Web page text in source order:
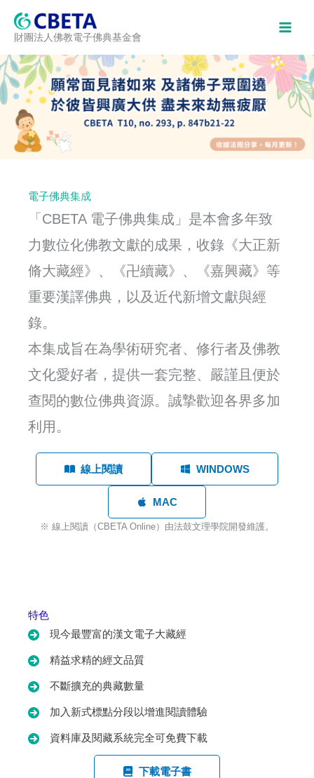
要
內
容
財團法人佛教電子佛典基金會
電子佛典集成
「CBETA 電子佛典集成」是本會多年致
力數位化佛教文獻的成果，收錄《大正新
脩大藏經》、《卍續藏》、《嘉興藏》等
重要漢譯佛典，以及近代新增文獻與經
錄。
本集成旨在為學術研究者、修行者及佛教
文化愛好者，提供一套完整、嚴謹且便於
查閱的數位佛典資源。誠摯歡迎各界多加
利用。
線上閱讀 WINDOWS
MAC
※ 線上閱讀（CBETA Online）由法鼓文理學院開發維護。
特色
現今最豐富的漢文電子大藏經
精益求精的經文品質
不斷擴充的典藏數量
加入新式標點分段以增進閱讀體驗
資料庫及閱藏系統完全可免費下載
下載電子書